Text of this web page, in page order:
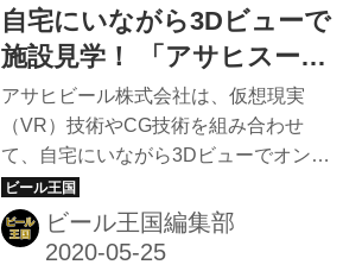
年4月6日(火)から先行発売 アサヒスー
パードライ 生ジョッキ缶｜アサヒビー
ョッキのように楽しめるスーパードラ
イ。 缶のまま直接飲んでも安全！「ダ
ブルセーフティ構造」を初採用 缶のフ
タが「全開」することで、麦芽の香り
が感じやすくなるとともに口に流れる
ビールの量が多くなり、生ジ...
自宅にいながら3Dビューで
施設見学！ 「アサヒスーパ
ードライVR工場見学」特設
サイトで無料公開中
アサヒビール株式会社は、仮想現実
（VR）技術やCG技術を組み合わせ
て、自宅にいながら3Dビューでオンラ
イン上の工場見学ができる「アサヒス
ーパードライVR工場見学」を特設サ
イトで無料公開している。 「アサヒス
ビール王国編集部